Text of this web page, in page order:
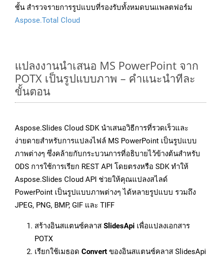
ชั้น สำรวจรายการรูปแบบที่รองรับทั้งหมดบนแพลตฟอร์ม
Aspose.Total Cloud
แปลงงานนำเสนอ MS PowerPoint จาก
POTX เป็นรูปแบบภาพ – คำแนะนำทีละ
ขั้นตอน
Aspose.Slides Cloud SDK นำเสนอวิธีการที่รวดเร็วและ
ง่ายดายสำหรับการแปลงไฟล์ MS PowerPoint เป็นรูปแบบ
ภาพต่างๆ ซึ่งคล้ายกับกระบวนการที่อธิบายไว้ข้างต้นสำหรับ
ODS การใช้การเรียก REST API โดยตรงหรือ SDK ทำให้
Aspose.Slides Cloud API ช่วยให้คุณแปลงสไลด์
PowerPoint เป็นรูปแบบภาพต่างๆ ได้หลายรูปแบบ รวมถึง
JPEG, PNG, BMP, GIF และ TIFF
สร้างอินสแตนซ์คลาส SlidesApi เพื่อแปลงเอกสาร
POTX
เรียกใช้เมธอด Convert ของอินสแตนซ์คลาส SlidesApi